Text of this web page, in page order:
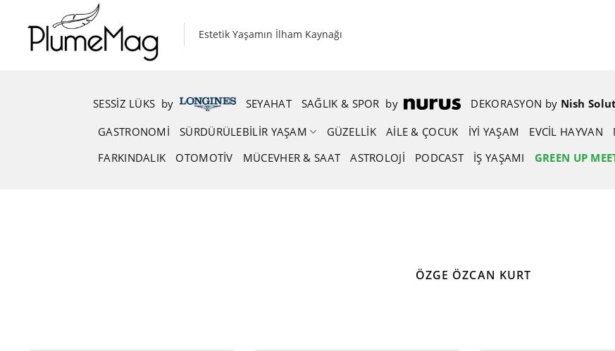
content
Estetik Yaşamın İlham Kaynağı
SESSIZ LÜKS by SEYAHAT SAĞLIK & SPOR by DEKORASYON by Nish
GASTRONOMI
SÜRDÜRÜLEBILIR YAŞAM GÜZELLIK AİLE & ÇOCUK İYİ YAŞAM EVCIL HAYVAN
FARKINDALIK
OTOMOTIV MÜCEVHER & SAAT ASTROLOJI PODCAST İŞ YAŞAMI GREEN UP
ÖZGE ÖZCAN KURT